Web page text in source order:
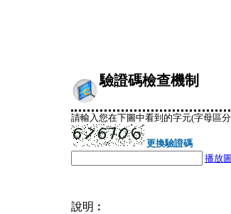
驗證碼檢查機制
請輸入您在下圖中看到的字元(字母區
更換驗證碼
播放
說明︰